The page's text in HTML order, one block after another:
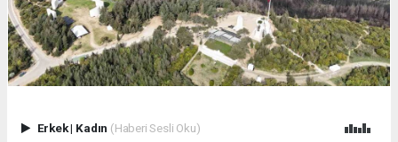
Erkek| Kadın (Haberi Sesli Oku)